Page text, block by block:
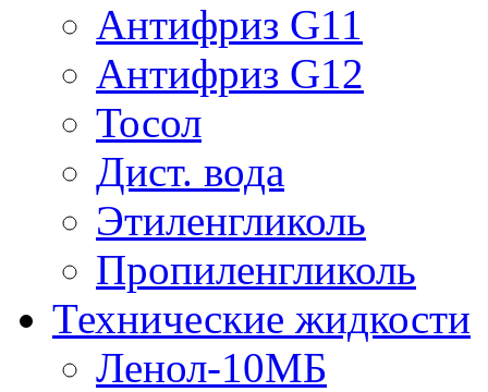
Антифриз G11
Антифриз G12
Тосол
Дист. вода
Этиленгликоль
Пропиленгликоль
Технические жидкости
Ленол-10МБ